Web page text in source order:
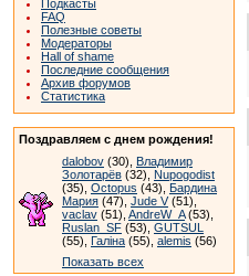
Подкасты
FAQ
Полезные советы
Модераторы
Hall of shame
Последние сообщения
Архив форумов
Статистика
Поздравляем с днем рождения!
dalobov (30), Владимир
Золотарёв (32), Nupogodist
(35), Octopus (43), Бардина
Мария (47), Jude V(51),
vaclav (51), AndreW_A(53),
Ruslan_SF (53), GUTSUL
(55), Галіна (55), alemis (56)
Показать всех